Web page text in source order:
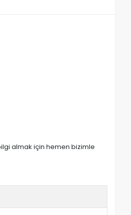
almak için hemen bizimle